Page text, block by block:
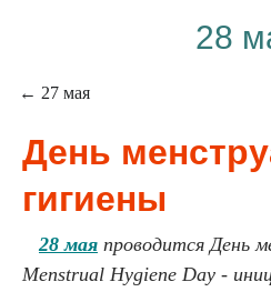
28
← 27 мая
День
гигиены
28 мая проводится День
Menstrual Hygiene Day -